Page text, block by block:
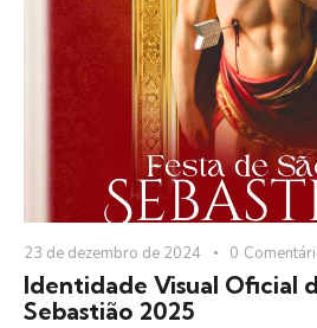
23 de dezembro de 2024 0
Identidade Visual Oficial
Sebastião 2025